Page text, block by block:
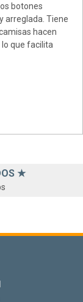
botones
arreglada. Tiene
hacen
lo que facilita
★